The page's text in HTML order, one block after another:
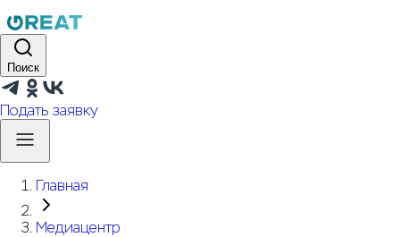
Поиск
Подать заявку
Главная
Медиацентр